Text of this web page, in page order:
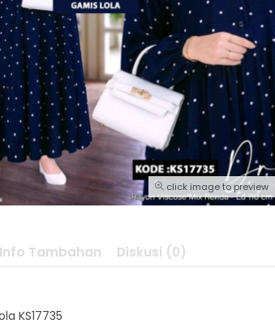
click image to preview
Info Tambahan Diskusi (0)
KS17735